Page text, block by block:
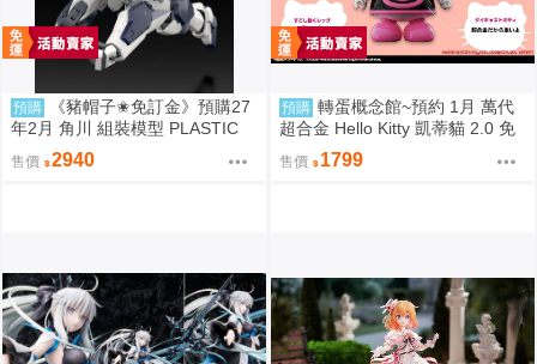
預購
《豬帽子✬免訂金》預購27
年2月 角川 組裝模型 PLASTIC
驚爆危機 1/48 強弩兵 ARX-7 特
別套組 0920
售價 2940
預購 轉蛋概念館~預約 1月 萬代
超合金 Hello Kitty 凱蒂貓 2.0 免
訂金
售價 1799